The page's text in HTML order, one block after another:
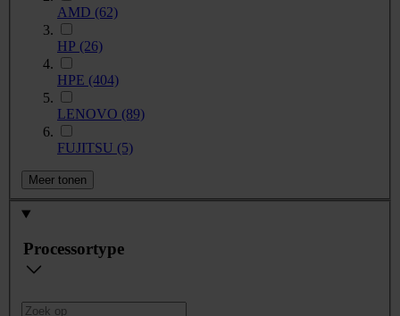
AMD (62)
HP (26)
HPE (404)
LENOVO (89)
FUJITSU (5)
Meer tonen
Processortype